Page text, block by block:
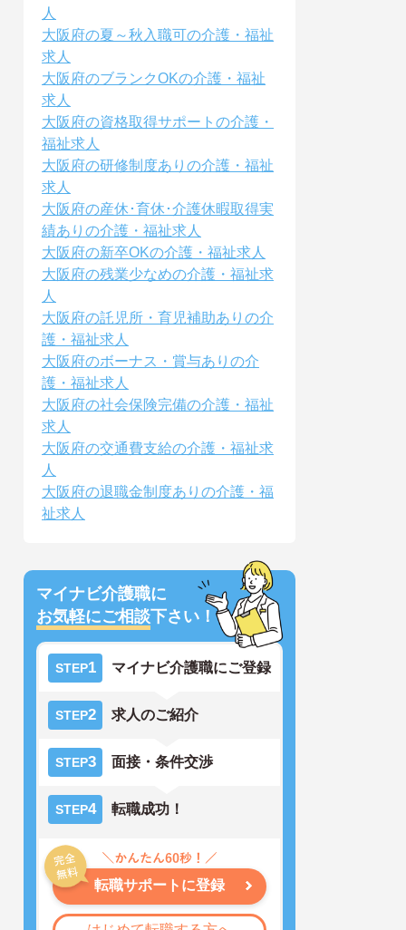
人
大阪府の夏～秋入職可の介護・福祉
求人
大阪府のブランクOKの介護・福祉
求人
大阪府の資格取得サポートの介護・
福祉求人
大阪府の研修制度ありの介護・福祉
求人
大阪府の産休･育休･介護休暇取得実
績ありの介護・福祉求人
大阪府の新卒OKの介護・福祉求人
大阪府の残業少なめの介護・福祉求
人
大阪府の託児所・育児補助ありの介
護・福祉求人
大阪府のボーナス・賞与ありの介
護・福祉求人
大阪府の社会保険完備の介護・福祉
求人
大阪府の交通費支給の介護・福祉求
人
大阪府の退職金制度ありの介護・福
祉求人
マイナビ介護職に
お気軽にご相談下さい！
STEP1 マイナビ介護職にご登録
STEP2 求人のご紹介
STEP3 面接・条件交渉
STEP4 転職成功！
転職サポートに登録